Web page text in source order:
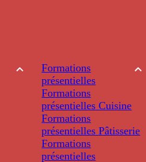
Formations
présentielles
Formations
présentielles Cuisine
Formations
présentielles Pâtisserie
Formations
présentielles